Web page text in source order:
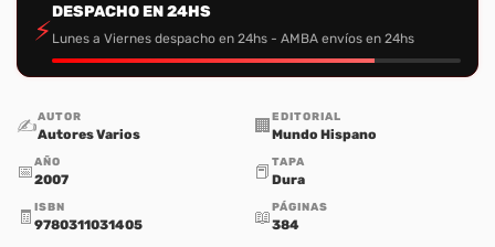
⚡
DESPACHO EN 24HS
Lunes a Viernes despacho en 24hs - AMBA envíos en 24hs
✍️AUTOR
Autores Varios 🏢 EDITORIAL
Mundo Hispano
📅AÑO
2007 📕 TAPA
Dura
🧾 ISBN
9780311031405 📖PÁGINAS
384